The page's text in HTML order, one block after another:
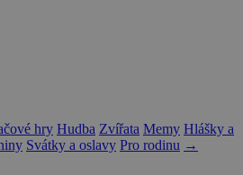
hry Hudba Zvířata Memy Hlášky a
Svátky a oslavy Pro rodinu →